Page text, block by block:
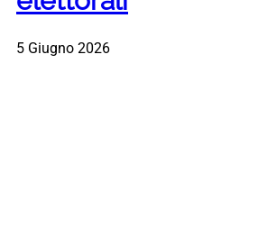
5 Giugno 2026